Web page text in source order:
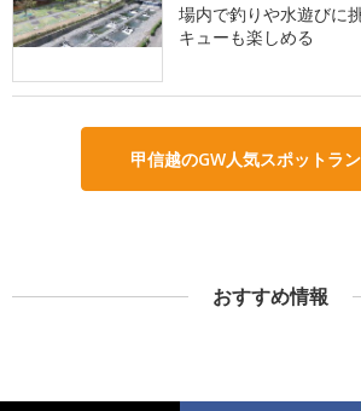
場内で釣りや水遊びに
キューも楽しめる
甲信越のGW人気スポットラ
おすすめ情報